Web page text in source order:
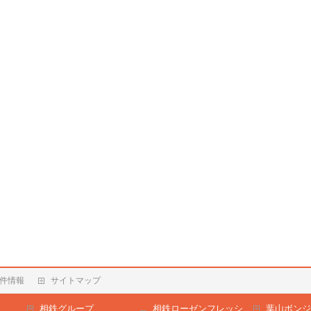
情報 サイトマップ
相鉄グループ 相鉄ローゼンフレッシ 葉山ボン